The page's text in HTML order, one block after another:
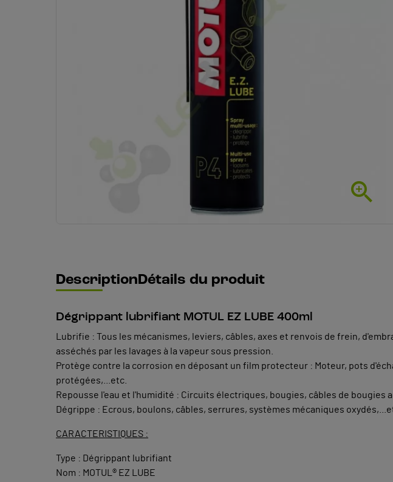

DescriptionDétails du produit
Dégrippant lubrifiant MOTUL EZ LUBE 400ml
Lubrifie : Tous les mécanismes, leviers, câbles, axes et renvois de frein,
asséchés par les lavages à la vapeur sous pression.
Protège contre la corrosion en déposant un film protecteur : Moteur, pots
protégées,...etc.
Repousse l'eau et l'humidité : Circuits électriques, bougies, câbles de bougies
Dégrippe : Ecrous, boulons, câbles, serrures, systèmes mécaniques
CARACTERISTIQUES :
Type : Dégrippant lubrifiant
Nom : MOTUL® EZ LUBE